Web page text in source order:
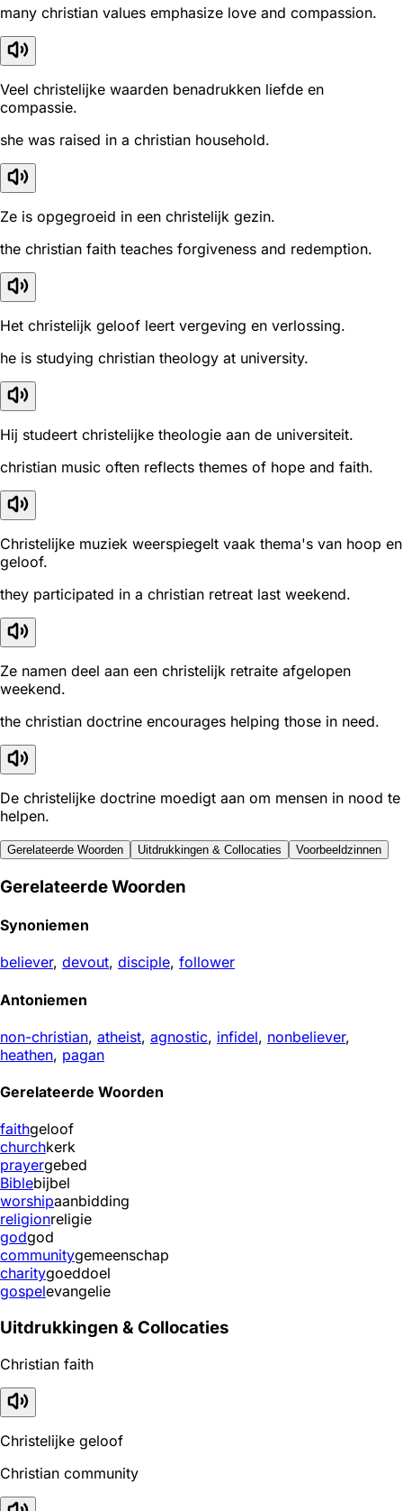
many christian values emphasize love and compassion.
Veel christelijke waarden benadrukken liefde en
compassie.
she was raised in a christian household.
Ze is opgegroeid in een christelijk gezin.
the christian faith teaches forgiveness and redemption.
Het christelijk geloof leert vergeving en verlossing.
he is studying christian theology at university.
Hij studeert christelijke theologie aan de universiteit.
christian music often reflects themes of hope and faith.
Christelijke muziek weerspiegelt vaak thema's van hoop en
geloof.
they participated in a christian retreat last weekend.
Ze namen deel aan een christelijk retraite afgelopen
weekend.
the christian doctrine encourages helping those in need.
De christelijke doctrine moedigt aan om mensen in nood te
helpen.
Gerelateerde Woorden Uitdrukkingen & Collocaties Voorbeeldzinnen
Gerelateerde Woorden
Synoniemen
believer, devout, disciple, follower
Antoniemen
non-christian, atheist, agnostic, infidel, nonbeliever,
heathen, pagan
Gerelateerde Woorden
faithgeloof
churchkerk
prayergebed
Biblebijbel
worshipaanbidding
religionreligie
godgod
communitygemeenschap
charitygoeddoel
gospelevangelie
Uitdrukkingen & Collocaties
Christian faith
Christelijke geloof
Christian community